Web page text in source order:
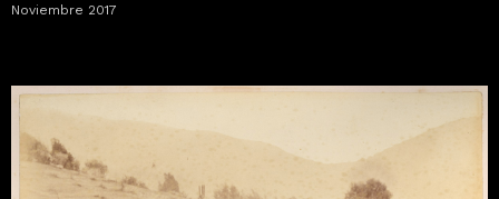
Noviembre 2017